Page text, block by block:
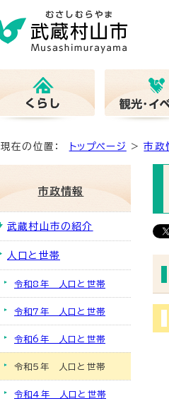
現在の位置： トップページ >市政
市政情報
武蔵村山市の紹介
人口と世帯
令和8年 人口と世帯
令和7年 人口と世帯
令和6年 人口と世帯
令和5年 人口と世帯
令和4年 人口と世帯